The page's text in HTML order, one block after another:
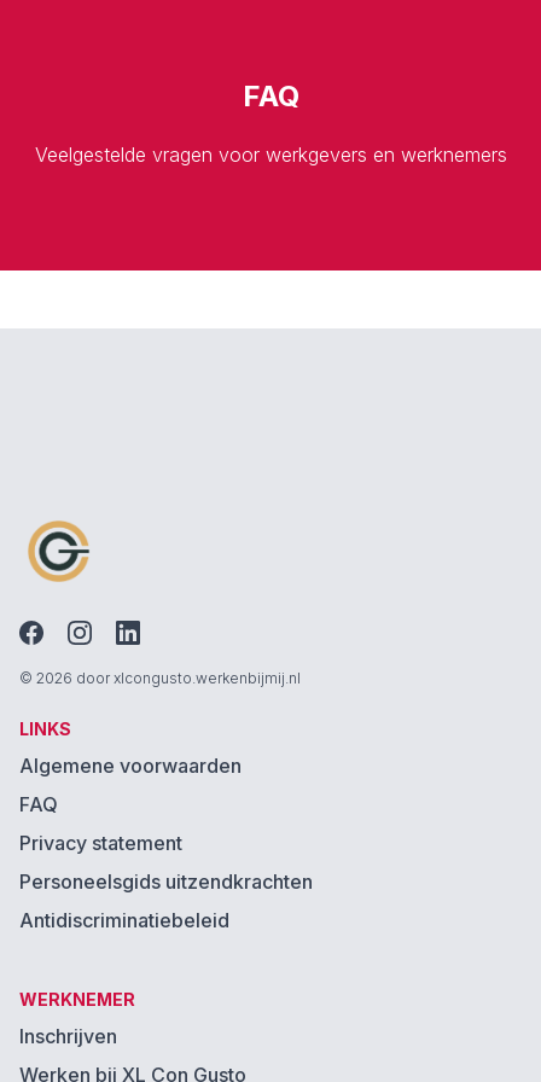
FAQ
Veelgestelde vragen voor werkgevers en werknemers
© 2026 door xlcongusto.werkenbijmij.nl
LINKS
Algemene voorwaarden
FAQ
Privacy statement
Personeelsgids uitzendkrachten
Antidiscriminatiebeleid
WERKNEMER
Inschrijven
Werken bij XL Con Gusto